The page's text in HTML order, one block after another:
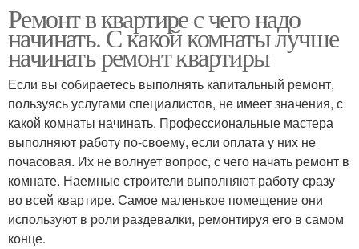
Ремонт в квартире с чего надо
начинать. С какой комнаты лучше
начинать ремонт квартиры
Если вы собираетесь выполнять капитальный ремонт,
пользуясь услугами специалистов, не имеет значения, с
какой комнаты начинать. Профессиональные мастера
выполняют работу по-своему, если оплата у них не
почасовая. Их не волнует вопрос, с чего начать ремонт в
комнате. Наемные строители выполняют работу сразу
во всей квартире. Самое маленькое помещение они
используют в роли раздевалки, ремонтируя его в самом
конце.